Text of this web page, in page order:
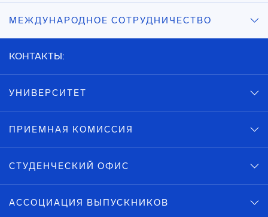
МЕЖДУНАРОДНОЕ СОТРУДНИЧЕСТВО
КОНТАКТЫ:
УНИВЕРСИТЕТ
ПРИЕМНАЯ КОМИССИЯ
СТУДЕНЧЕСКИЙ ОФИС
АССОЦИАЦИЯ ВЫПУСКНИКОВ